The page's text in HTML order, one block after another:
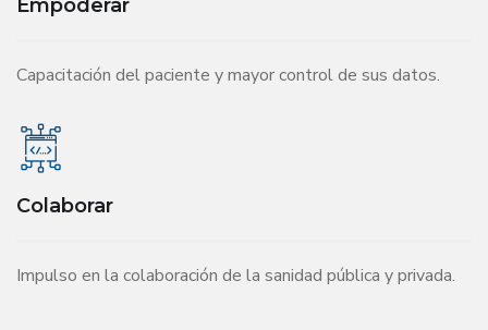
Empoderar
Capacitación del paciente y mayor control de sus datos.
Colaborar
Impulso en la colaboración de la sanidad pública y privada.